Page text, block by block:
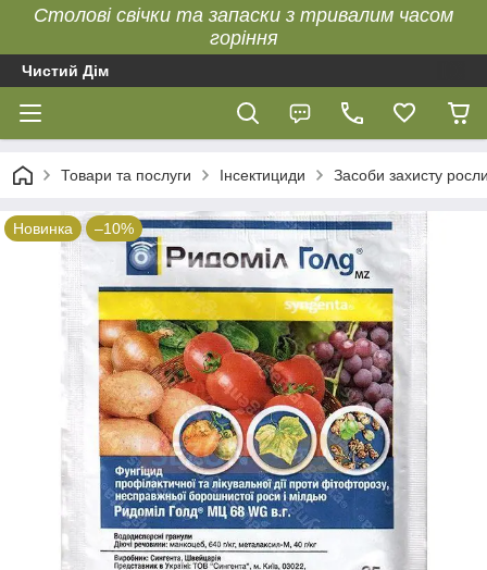
Столові свічки та запаски з тривалим часом
горіння
Чистий Дім
Товари та послуги Інсектициди Засоби захисту
Новинка –10%